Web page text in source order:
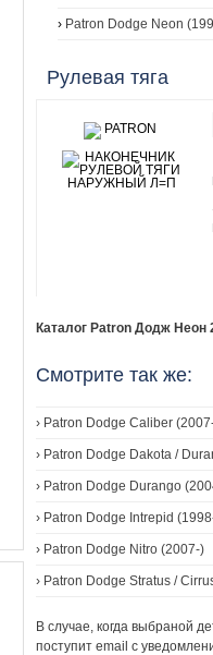
› Patron Dodge Neon
Рулевая тяга
Каталог Patron Додж Неон
Смотрите так же:
› Patron Dodge Caliber
› Patron Dodge Dakota /
› Patron Dodge Durango
› Patron Dodge Intrepid
› Patron Dodge Nitro (2007-)
› Patron Dodge Stratus /
В случае, когда выбраной
поступит email с